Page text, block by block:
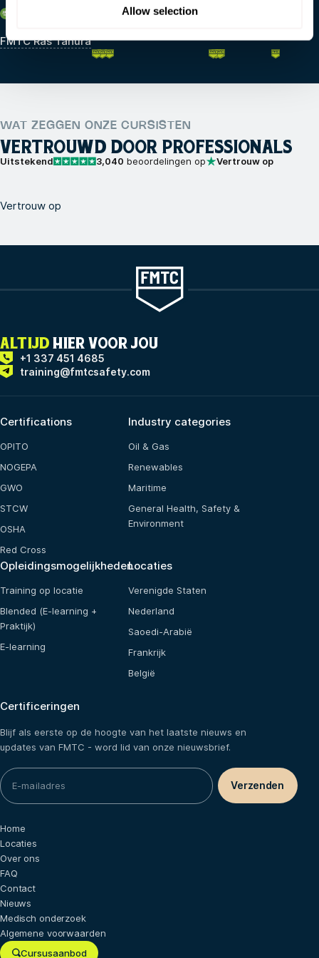
Allow selection
FMTC Ras Tanura
WAT ZEGGEN ONZE CURSISTEN
VERTROUWD DOOR PROFESSIONALS
Uitstekend 3,040 beoordelingen op Vertrouw op
Vertrouw op
ALTIJD HIER VOOR JOU
+1 337 451 4685
training@fmtcsafety.com
Certifications
OPITO
NOGEPA
GWO
STCW
OSHA
Red Cross
Industry categories
Oil & Gas
Renewables
Maritime
General Health, Safety &
Environment
Opleidingsmogelijkheden
Training op locatie
Blended (E-learning +
Praktijk)
E-learning
Locaties
Verenigde Staten
Nederland
Saoedi-Arabië
Frankrijk
België
Certificeringen
Blijf als eerste op de hoogte van het laatste nieuws en
updates van FMTC - word lid van onze nieuwsbrief.
Cursusaanbod
Home
Locaties
Over ons
FAQ
Contact
Nieuws
Medisch onderzoek
Algemene voorwaarden